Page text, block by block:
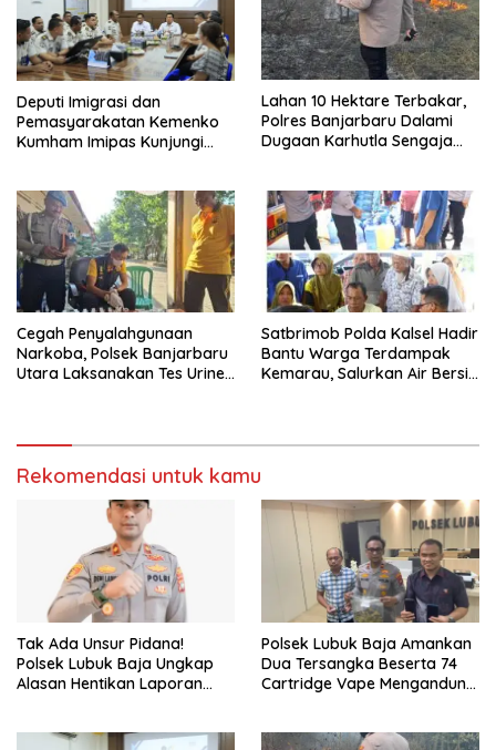
Deputi Imigrasi dan
Pemasyarakatan Kemenko
Kumham Imipas Kunjungi
Lahan 10 Hektare Terbakar,
Polres Banjarbaru Dalami
Dugaan Karhutla Sengaja
Cegah Penyalahgunaan
Narkoba, Polsek Banjarbaru
Utara Laksanakan Tes Urine
Satbrimob Polda Kalsel Hadir
Bantu Warga Terdampak
Kemarau, Salurkan Air Bersih
Rekomendasi untuk kamu
Tak Ada Unsur Pidana!
Polsek Lubuk Baja Ungkap
Alasan Hentikan Laporan
Polsek Lubuk Baja Amankan
Dua Tersangka Beserta 74
Cartridge Vape Mengandung